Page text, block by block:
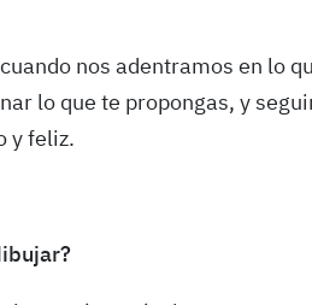
nos adentramos en lo
lo que te propongas, y
y feliz.